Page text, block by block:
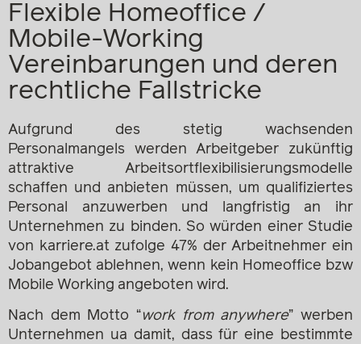
Flexible Homeoffice /
Mobile-Working
Vereinbarungen und deren
rechtliche Fallstricke
Aufgrund des stetig wachsenden
Personalmangels werden Arbeitgeber zukünftig
attraktive Arbeitsortflexibilisierungsmodelle
schaffen und anbieten müssen, um qualifiziertes
Personal anzuwerben und langfristig an ihr
Unternehmen zu binden. So würden einer Studie
von karriere.at zufolge 47% der Arbeitnehmer ein
Jobangebot ablehnen, wenn kein Homeoffice bzw
Mobile Working angeboten wird.
Nach dem Motto “work from anywhere” werben
Unternehmen ua damit, dass für eine bestimmte